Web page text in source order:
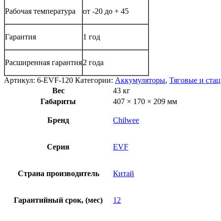
Рабочая температура от -20 до + 45
Гарантия 1 год
Расширенная гарантия2 года
Артикул: 6-EVF-120 Категории: Аккумуляторы, Тяговые и
Вес
43 кг
Габариты
407 × 170 × 209 мм
Бренд Chilwee
Серия EVF
Страна производитель Китай
Гарантийный срок, (мес) 12